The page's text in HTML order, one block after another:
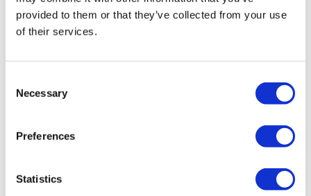
provided to them or that they’ve collected from your use
of their services.
Selection
Necessary
Preferences
Statistics
Desde